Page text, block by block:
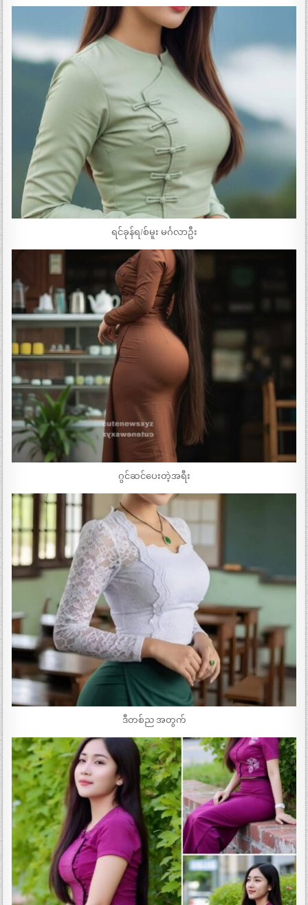
ရင်ခုန်ရ/စ်မူး မင်္ဂလာဦး
ဂွင်ဆင်ပေးတဲ့အရီး
ဒီတစ်ည အတွက်